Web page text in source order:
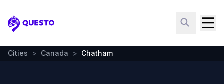
Questo
Cities > Canada > Chatham